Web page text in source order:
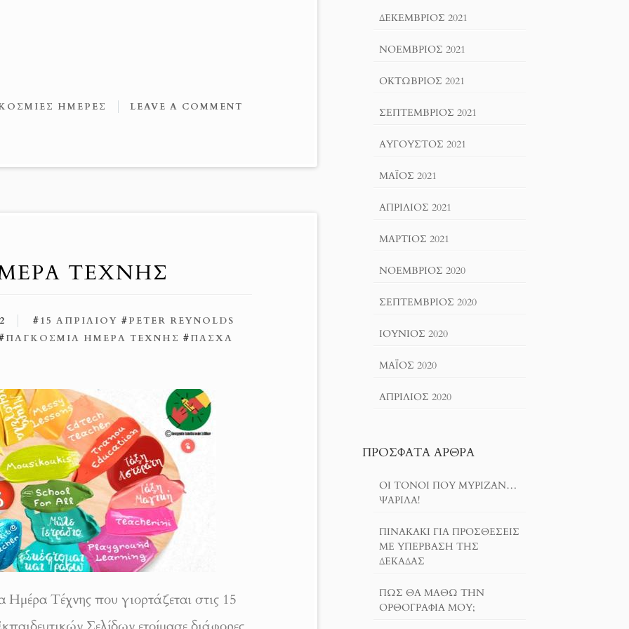
ΗΜΕΡΕΣ LEAVE A COMMENT
ΤΈΧΝΗΣ
#15 ΑΠΡΙΛΊΟΥ #PETER REYNOLDS
ΠΑΓΚΌΣΜΙΑ ΗΜΈΡΑ ΤΈΧΝΗΣ #ΠΆΣΧΑ
Τέχνης που γιορτάζεται στις 15
ΔΕΚΈΜΒΡΙΟΣ 2021
ΝΟΈΜΒΡΙΟΣ 2021
ΟΚΤΏΒΡΙΟΣ 2021
ΣΕΠΤΈΜΒΡΙΟΣ 2021
ΑΎΓΟΥΣΤΟΣ 2021
ΜΆΙΟΣ 2021
ΑΠΡΊΛΙΟΣ 2021
ΜΆΡΤΙΟΣ 2021
ΝΟΈΜΒΡΙΟΣ 2020
ΣΕΠΤΈΜΒΡΙΟΣ 2020
ΙΟΎΝΙΟΣ 2020
ΜΆΙΟΣ 2020
ΑΠΡΊΛΙΟΣ 2020
ΠΡΌΣΦΑΤΑ ΆΡΘΡΑ
ΟΙ ΤΌΝΟΙ ΠΟΥ ΜΎΡΙΖΑΝ…
ΨΑΡΊΛΑ!
ΠΙΝΑΚΆΚΙ ΓΙΑ ΠΡΟΣΘΈΣΕΙΣ
ΜΕ ΥΠΈΡΒΑΣΗ ΤΗΣ
ΔΕΚΆΔΑΣ
ΠΏΣ ΘΑ ΜΆΘΩ ΤΗΝ
ΟΡΘΟΓΡΑΦΊΑ ΜΟΥ;